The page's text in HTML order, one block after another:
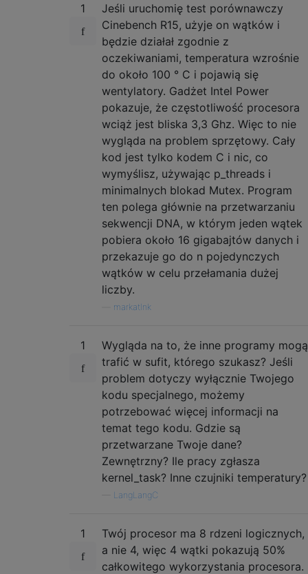
1
Jeśli uruchomię test porównawczy
Cinebench R15, użyje on wątków i
będzie działał zgodnie z
oczekiwaniami, temperatura wzrośnie
do około 100 ° C i pojawią się
wentylatory. Gadżet Intel Power
pokazuje, że częstotliwość procesora
wciąż jest bliska 3,3 Ghz. Więc to nie
wygląda na problem sprzętowy. Cały
kod jest tylko kodem C i nic, co
wymyślisz, używając p_threads i
minimalnych blokad Mutex. Program
ten polega głównie na przetwarzaniu
sekwencji DNA, w którym jeden wątek
pobiera około 16 gigabajtów danych i
przekazuje go do n pojedynczych
wątków w celu przełamania dużej
liczby.
markatlnk
1
Wygląda na to, że inne programy mogą
trafić w sufit, którego szukasz? Jeśli
problem dotyczy wyłącznie Twojego
kodu specjalnego, możemy
potrzebować więcej informacji na
temat tego kodu. Gdzie są
przetwarzane Twoje dane?
Zewnętrzny? Ile pracy zgłasza
kernel_task? Inne czujniki temperatury?
LаngLаngС
1
Twój procesor ma 8 rdzeni logicznych,
a nie 4, więc 4 wątki pokazują 50%
całkowitego wykorzystania procesora.